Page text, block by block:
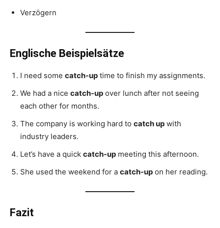
Verzögern
Englische Beispielsätze
I need some catch-up time to finish my assignments.
We had a nice catch-up over lunch after not seeing
each other for months.
The company is working hard to catch up with
industry leaders.
Let’s have a quick catch-up meeting this afternoon.
She used the weekend for a catch-up on her reading.
Fazit